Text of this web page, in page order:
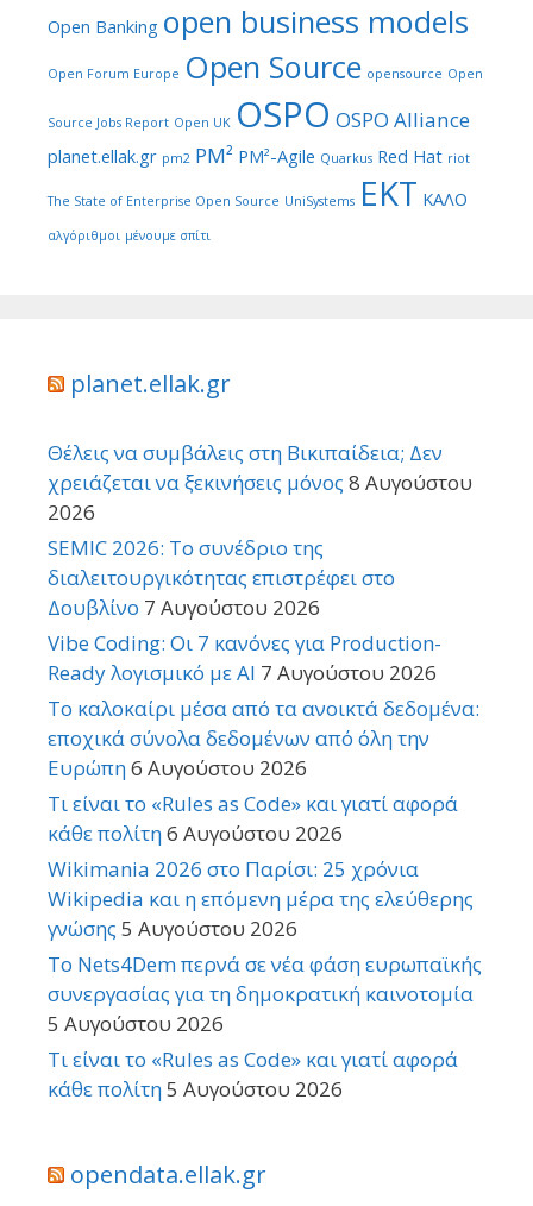
Open Banking open business models
Open Forum Europe Open Source opensource Open
Source Jobs Report Open UK OSPO OSPO Alliance
planet.ellak.gr pm2 PM² PM²-Agile Quarkus Red Hat riot
The State of Enterprise Open Source UniSystems ΕΚΤ ΚΑΛΟ
αλγόριθμοι μένουμε σπίτι
planet.ellak.gr
Θέλεις να συμβάλεις στη Βικιπαίδεια; Δεν
χρειάζεται να ξεκινήσεις μόνος 8 Αυγούστου
2026
SEMIC 2026: Το συνέδριο της
διαλειτουργικότητας επιστρέφει στο
Δουβλίνο 7 Αυγούστου 2026
Vibe Coding: Οι 7 κανόνες για Production-
Ready λογισμικό με AI 7 Αυγούστου 2026
Το καλοκαίρι μέσα από τα ανοικτά δεδομένα:
εποχικά σύνολα δεδομένων από όλη την
Ευρώπη6 Αυγούστου 2026
Τι είναι το «Rules as Code» και γιατί αφορά
κάθε πολίτη6 Αυγούστου 2026
Wikimania 2026 στο Παρίσι: 25 χρόνια
Wikipedia και η επόμενη μέρα της ελεύθερης
γνώσης 5 Αυγούστου 2026
Το Nets4Dem περνά σε νέα φάση ευρωπαϊκής
συνεργασίας για τη δημοκρατική καινοτομία
5 Αυγούστου 2026
Τι είναι το «Rules as Code» και γιατί αφορά
κάθε πολίτη5 Αυγούστου 2026
opendata.ellak.gr